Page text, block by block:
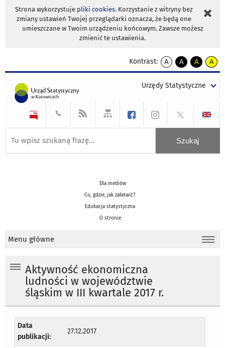
Strona wykorzystuje pliki cookies. Korzystanie z witryny bez
zmiany ustawień Twojej przeglądarki oznacza, że będą one
umieszczane w Twoim urządzeniu końcowym. Zawsze możesz
zmienić te ustawienia.
Kontrast:
A
kontrast
A
kontrast
tekst
czarnym
A
kontrast
tekst
czarnym
A
tekst
żółtym
Urzędy Statystyczne
Dla mediów
Co, gdzie, jak załatwić?
Edukacja statystyczna
O stronie
Menu główne
Aktywność ekonomiczna
ludności w województwie
śląskim w III kwartale 2017 r.
Data
publikacji:
27.12.2017